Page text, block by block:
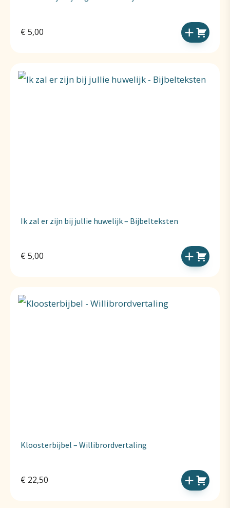
€ 5,00
Ik zal er zijn bij jullie huwelijk – Bijbelteksten
€ 5,00
Kloosterbijbel – Willibrordvertaling
€ 22,50